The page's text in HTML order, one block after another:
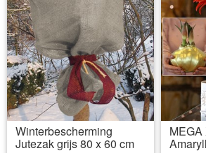
Winterbescherming
Jutezak grijs 80 x 60 cm
MEGA